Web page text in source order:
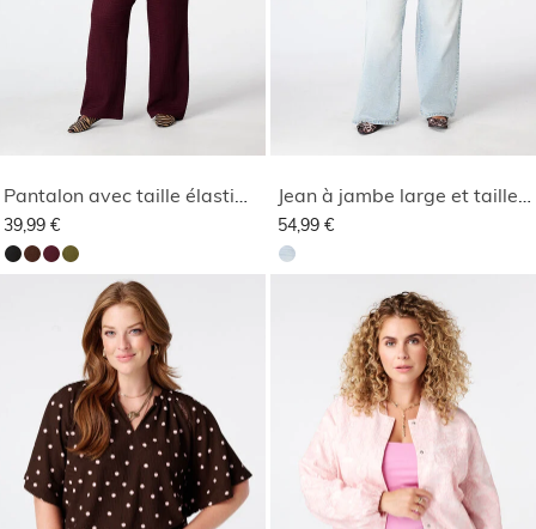
Pantalon avec taille élastique
39,99 €
Jean à jambe large et taille haute
54,99 €